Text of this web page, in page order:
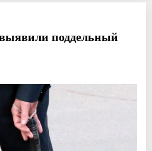
поддельный